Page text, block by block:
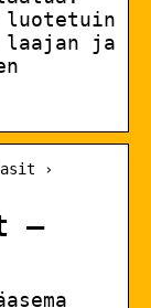
luotetuin
ja
›
–